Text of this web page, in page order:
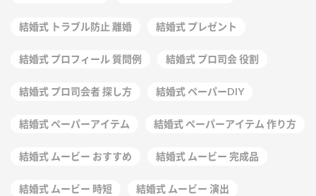
結婚式 トラブル防止 離婚 結婚式 プレゼント
結婚式 プロフィール 質問例 結婚式 プロ司会 役割
結婚式 プロ司会者 探し方 結婚式 ペーパーDIY
結婚式 ペーパーアイテム 結婚式 ペーパーアイテム 作り方
結婚式 ムービー おすすめ 結婚式 ムービー 完成品
結婚式 ムービー 時短 結婚式 ムービー 演出